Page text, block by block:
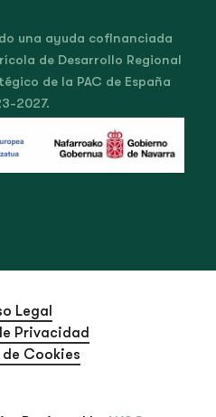
una ayuda cofinanciada
de Desarrollo Regional
de la PAC de España
2027.
Legal
Privacidad
Cookies